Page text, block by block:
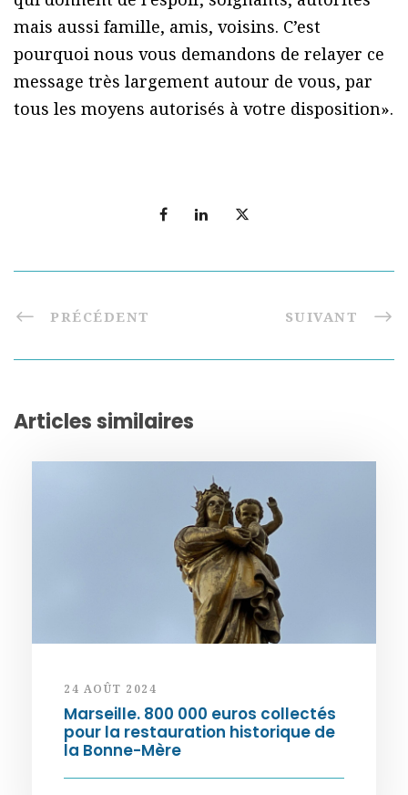
mais aussi famille, amis, voisins. C’est
pourquoi nous vous demandons de relayer ce
message très largement autour de vous, par
tous les moyens autorisés à votre disposition».
PRÉCÉDENT SUIVANT
Articles similaires
24 AOÛT 2024
Marseille. 800 000 euros collectés
pour la restauration historique de
la Bonne-Mère